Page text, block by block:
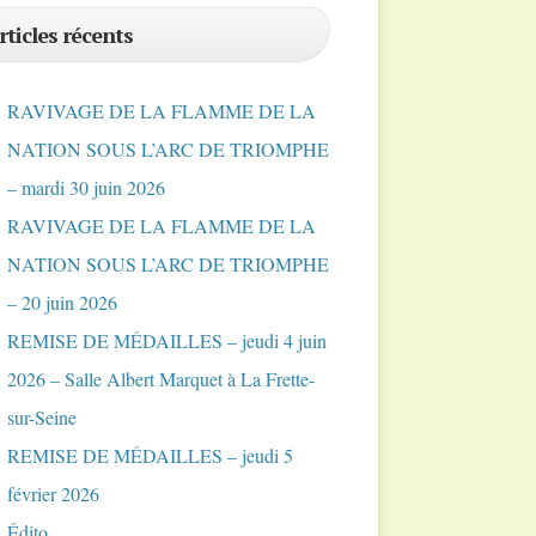
récents
RAVIVAGE DE LA FLAMME DE LA
NATION SOUS L’ARC DE TRIOMPHE
– mardi 30 juin 2026
RAVIVAGE DE LA FLAMME DE LA
NATION SOUS L’ARC DE TRIOMPHE
– 20 juin 2026
REMISE DE MÉDAILLES – jeudi 4 juin
2026 – Salle Albert Marquet à La Frette-
sur-Seine
REMISE DE MÉDAILLES – jeudi 5
février 2026